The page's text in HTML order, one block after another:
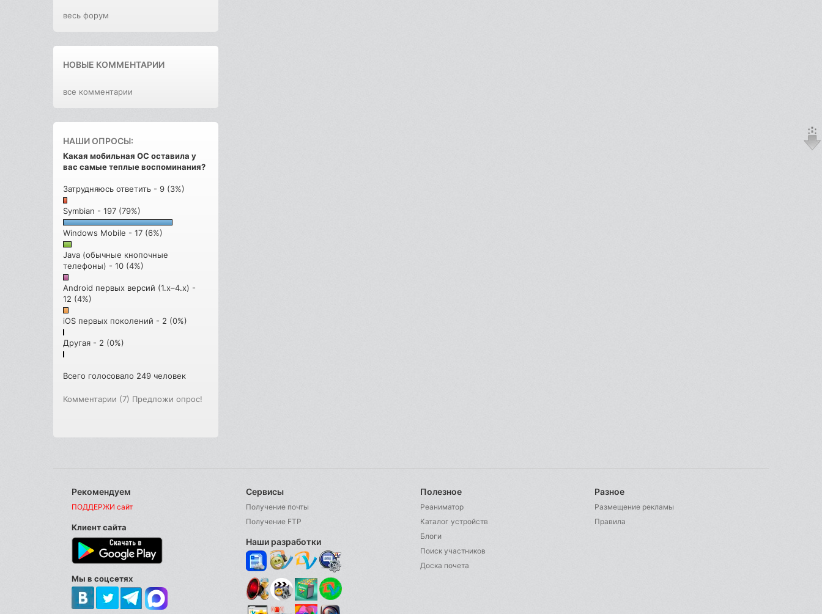
весь форум
НОВЫЕ КОММЕНТАРИИ
все комментарии
НАШИ ОПРОСЫ:
Какая мобильная ОС оставила у
вас самые теплые воспоминания?
Затрудняюсь ответить - 9 (3%)
Symbian - 197 (79%)
Windows Mobile - 17 (6%)
Java (обычные кнопочные
телефоны) - 10 (4%)
Android первых версий (1.x–4.x) -
12 (4%)
iOS первых поколений - 2 (0%)
Другая - 2 (0%)
Всего голосовало 249 человек
Комментарии (7) Предложи опрос!
Рекомендуем
ПОДДЕРЖИ сайт
Клиент сайта
Мы в соцсетях
Сервисы
Получение почты
Получение FTP
Наши разработки
Полезное
Реаниматор
Каталог устройств
Блоги
Поиск участников
Доска почета
Разное
Размещение рекламы
Правила